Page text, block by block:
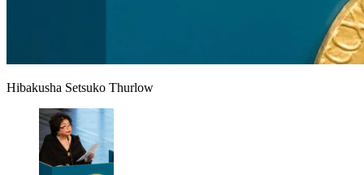
Hibakusha Setsuko Thurlow